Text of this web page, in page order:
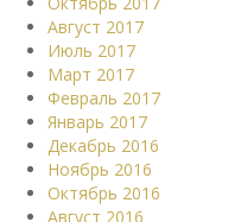
Август 2017
Июль 2017
Март 2017
Февраль 2017
Январь 2017
Декабрь 2016
Ноябрь 2016
Октябрь 2016
Август 2016